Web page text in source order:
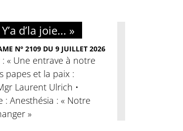
d’la joie... »
N° 2109 DU 9 JUILLET 2026
« Une entrave à notre
papes et la paix :
Laurent Ulrich •
: Anesthésia : « Notre
»